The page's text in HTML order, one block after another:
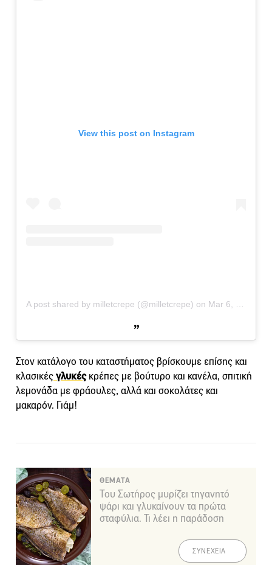
View this post on Instagram
A post shared by milletcrepe (@milletcrepe) on Mar 6, 2019 at 9:22pm PST
Στον κατάλογο του καταστήματος βρίσκουμε επίσης και
κλασικέςγλυκέςκρέπες με βούτυρο και κανέλα, σπιτική
λεμονάδα με φράουλες, αλλά και σοκολάτες και
μακαρόν. Γιάμ!
ΘΕΜΑΤΑ
Του Σωτήρος μυρίζει τηγανητό
ψάρι και γλυκαίνουν τα πρώτα
σταφύλια. Τι λέει η παράδοση
ΣΥΝΕΧΕΙΑ